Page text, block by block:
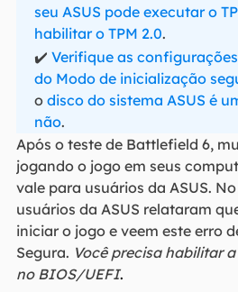
seu ASUS pode executar o
habilitar o TPM 2.0.
✔️ Verifique as
do Modo de inicialização
o disco do sistema ASUS é
não.
Após o teste de Battlefield 6,
jogando o jogo em seus
vale para usuários da ASUS.
usuários da ASUS relataram
iniciar o jogo e veem este erro
Segura. Você precisa habilitar
no BIOS/UEFI.